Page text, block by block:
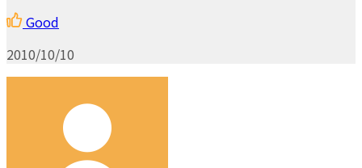
Good
2010/10/10